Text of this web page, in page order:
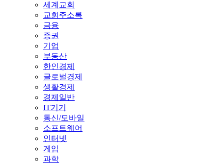
세계교회
교회주소록
금융
증권
기업
부동산
한인경제
글로벌경제
생활경제
경제일반
IT기기
통신/모바일
소프트웨어
인터넷
게임
과학